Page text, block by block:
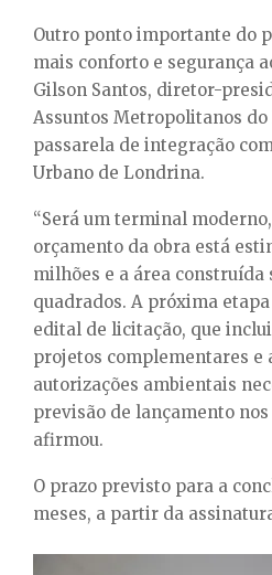
Outro ponto importante do
mais conforto e segurança
Gilson Santos, diretor-
Assuntos Metropolitanos do
passarela de integração
Urbano de Londrina.
“Será um terminal
orçamento da obra está
milhões e a área
quadrados. A próxima
edital de licitação, que
projetos complementares e
autorizações ambientais
previsão de lançamento
afirmou.
O prazo previsto para a
meses, a partir da